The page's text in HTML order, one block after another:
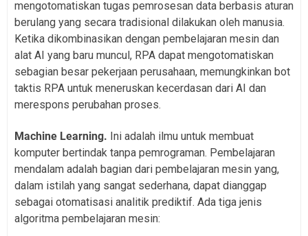
mengotomatiskan tugas pemrosesan data berbasis aturan
berulang yang secara tradisional dilakukan oleh manusia.
Ketika dikombinasikan dengan pembelajaran mesin dan
alat AI yang baru muncul, RPA dapat mengotomatiskan
sebagian besar pekerjaan perusahaan, memungkinkan bot
taktis RPA untuk meneruskan kecerdasan dari AI dan
merespons perubahan proses.
Machine Learning. Ini adalah ilmu untuk membuat
komputer bertindak tanpa pemrograman. Pembelajaran
mendalam adalah bagian dari pembelajaran mesin yang,
dalam istilah yang sangat sederhana, dapat dianggap
sebagai otomatisasi analitik prediktif. Ada tiga jenis
algoritma pembelajaran mesin: